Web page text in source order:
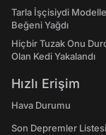
Tarla İşçisiydi
Beğeni Yağdı
Hiçbir Tuzak Onu
Olan Kedi Yakalandı
Hızlı Erişim
Hava Durumu
Son Depremler Listesi